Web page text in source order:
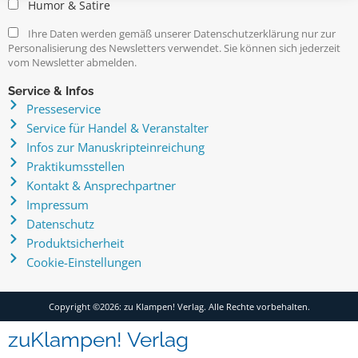
Humor & Satire
Ihre Daten werden gemäß unserer Datenschutzerklärung nur zur
Personalisierung des Newsletters verwendet. Sie können sich jederzeit
vom Newsletter abmelden.
Service & Infos
Presseservice
Service für Handel & Veranstalter
Infos zur Manuskripteinreichung
Praktikumsstellen
Kontakt & Ansprechpartner
Impressum
Datenschutz
Produktsicherheit
Cookie-Einstellungen
Copyright ©2026: zu Klampen! Verlag. Alle Rechte vorbehalten.
zuKlampen! Verlag